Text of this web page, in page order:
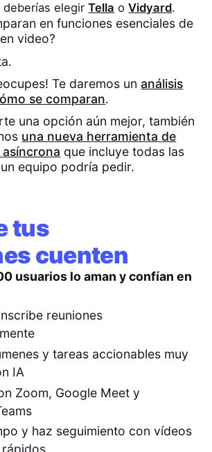
deberías elegirTella oVidyard.
en funciones esenciales de
video?
Te daremos unanálisis
se comparan.
una opción aún mejor, también
una nueva herramienta de
que incluye todas las
equipo podría pedir.
tus
cuenten
usuarios lo aman y confían en
reuniones
y tareas accionables muy
IA
Zoom, Google Meet y
y haz seguimiento con vídeos